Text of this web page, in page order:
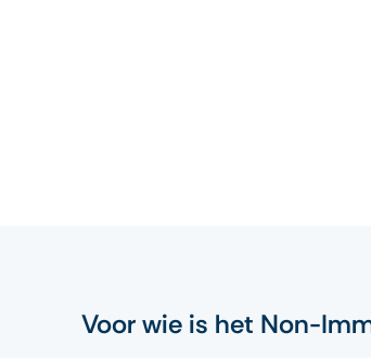
Voor wie is het Non-